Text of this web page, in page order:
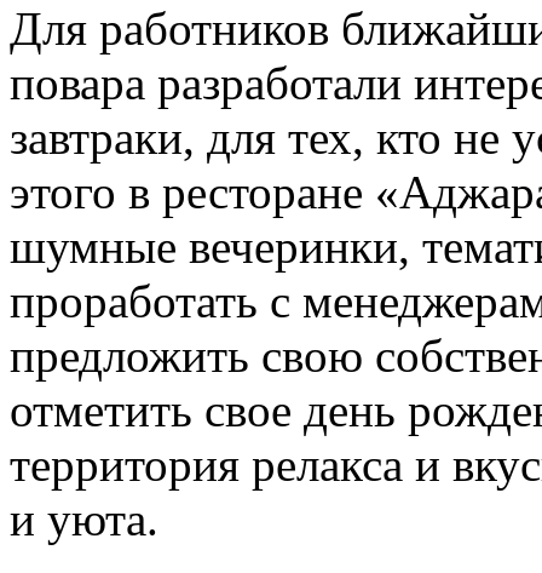
Для работников
повара разработали
завтраки, для тех, кто
этого в ресторане
шумные вечеринки,
проработать с
предложить свою
отметить свое день
территория релакса и
и уюта.